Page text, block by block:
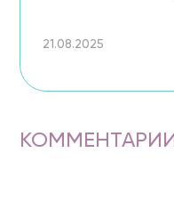
21.08.2025
КОММЕНТАРИИ